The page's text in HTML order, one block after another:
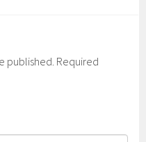
published. Required